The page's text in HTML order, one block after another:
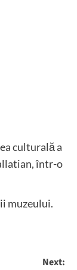
culturală a
într-o
muzeului.
Next: